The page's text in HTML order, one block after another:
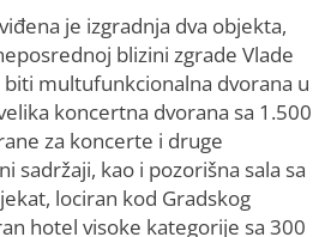
je izgradnja dva objekta,
blizini zgrade Vlade
biti multufunkcionalna dvorana u
koncertna dvorana sa 1.500
za koncerte i druge
sadržaji, kao i pozorišna sala sa
lociran kod Gradskog
hotel visoke kategorije sa 300